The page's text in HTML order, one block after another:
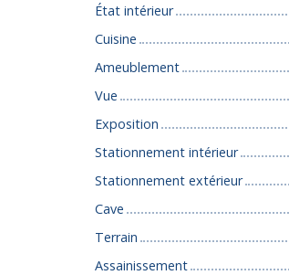
État intérieur
Cuisine
Ameublement
Vue
Exposition
Stationnement intérieur
Stationnement extérieur
Cave
Terrain
Assainissement